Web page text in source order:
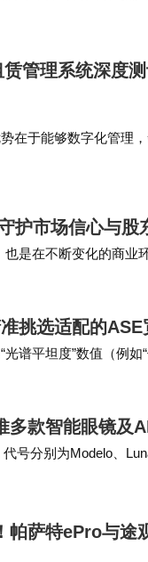
大讯飞翻译机的功能
管理系统深度
在于能够数字化管理
护市场信心与股
是在不断变化的商业
地位，增强其竞争力
挑选适配的ASE
谱平坦度”数值（例
常部署于户外或工业
多款智能眼镜及
号分别为Modelo、
帕萨特ePro与途